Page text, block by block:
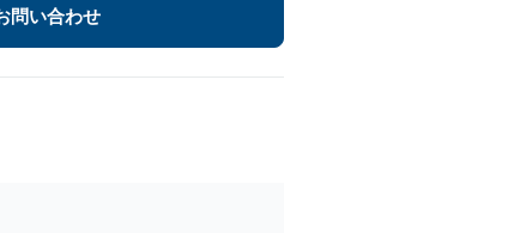
問い合わせ